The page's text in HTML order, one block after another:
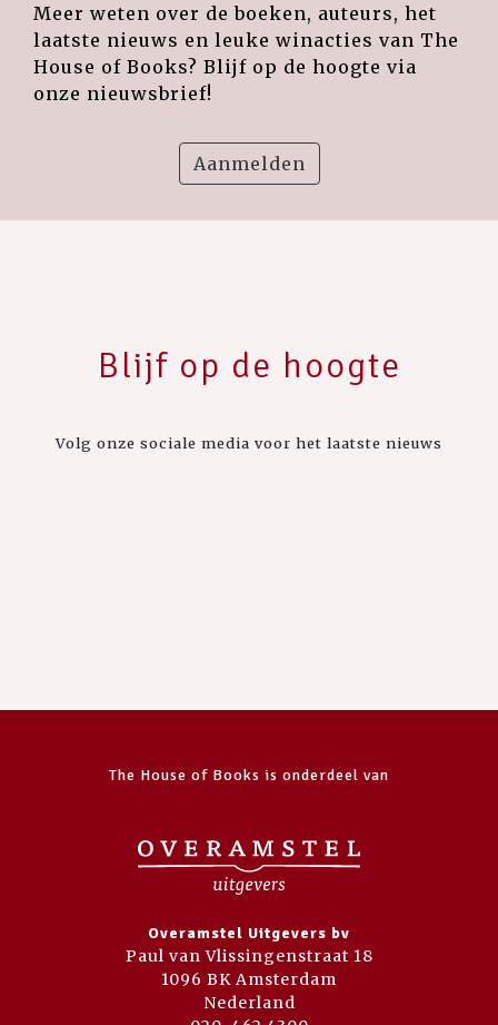
Meer weten over de boeken, auteurs, het
laatste nieuws en leuke winacties van The
House of Books? Blijf op de hoogte via
onze nieuwsbrief!
Aanmelden
Blijf op de hoogte
Volg onze sociale media voor het laatste nieuws
The House of Books is onderdeel van
Overamstel Uitgevers bv
Paul van Vlissingenstraat 18
1096 BK Amsterdam
Nederland